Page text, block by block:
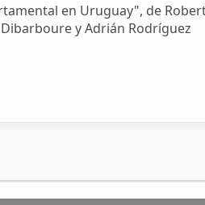
en Uruguay", de
y Adrián Rodríguez